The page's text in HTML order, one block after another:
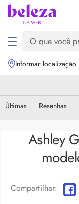
Informar localização
Últimas Resenhas
Ashley
Compartilhar: